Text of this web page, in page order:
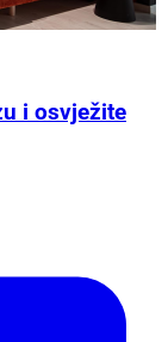
i osvježite